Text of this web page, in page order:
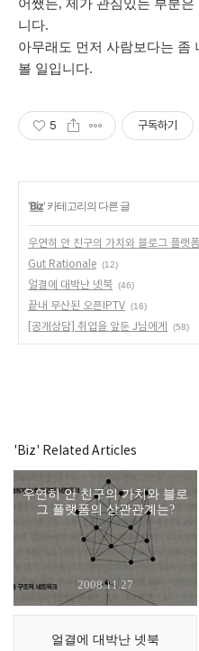
어쨌든, 제가 관심있는 부분
니다.
아무래도 먼저 사람보다는 좀
볼 일입니다.
5 구독하기
'Biz' 카테고리의 다른 글
우연히 안 친구의 가치와 블로그 플랫
Gut Rationale (12)
얼결에 대박난 넷북 (46)
끝내 무산된 오픈IPTV (16)
[공개상담] 취업을 앞둔 J님에게 (58)
'Biz' Related Articles
우연히 안 친구의 가치와 블로
그 플랫폼의 상관관계는?
2008.11.27
얼결에 대박난 넷북